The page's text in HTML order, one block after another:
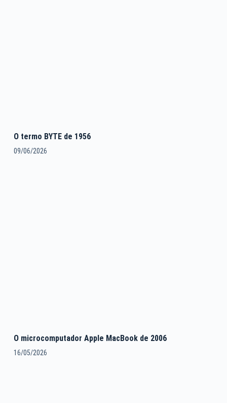
O termo BYTE de 1956
09/06/2026
O microcomputador Apple MacBook de 2006
16/05/2026